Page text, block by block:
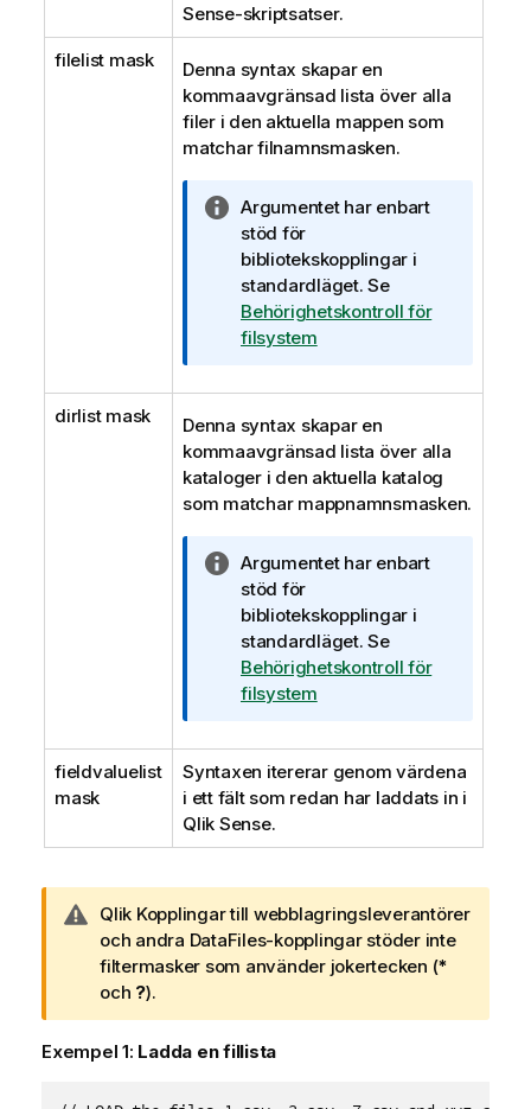
Sense-skriptsatser.
filelist mask
Denna syntax skapar en
kommaavgränsad lista över alla
filer i den aktuella mappen som
matchar filnamnsmasken.
A
n
t
e
c
k
i
g
m
f
o
r
m
a
t
o
n
Argumentet har enbart
stöd för
bibliotekskopplingar i
standardläget.Se
Behörighetskontroll för
filsystem
dirlist mask
Denna syntax skapar en
kommaavgränsad lista över alla
kataloger i den aktuella katalog
som matchar mappnamnsmasken.
A
n
t
e
c
k
i
n
g
o
m
f
o
r
t
Argumentet har enbart
stöd för
bibliotekskopplingar i
standardläget.Se
Behörighetskontroll för
filsystem
fieldvaluelist
mask
Syntaxen itererar genom värdena
i ett fält som redan har laddats in i
Qlik Sense.
A
n
t
e
c
k
Qlik Kopplingar till webblagringsleverantörer
och andra DataFiles-kopplingar stöder inte
filtermasker som använder jokertecken (*
och ?).
Exempel 1: Ladda en fillista